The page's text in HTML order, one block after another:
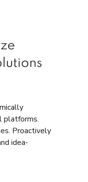
platforms.
Proactively
idea-